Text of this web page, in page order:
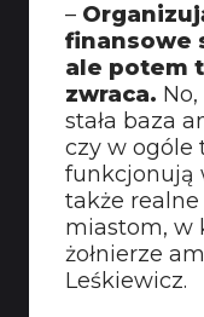
–
finansowe
ale potem
zwraca.
stała baza
czy w ogóle
funkcjonują
także
miastom, w
żołnierze
Leśkiewicz.